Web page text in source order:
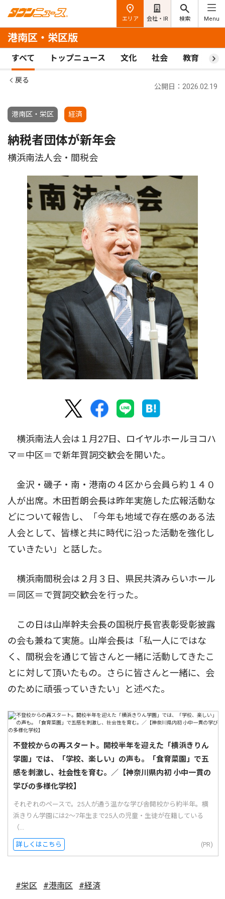
エリア 会社・IR 検索 Menu
港南区・栄区版
すべて トップニュース 文化 社会 教育 ス
戻る
港南区・栄区 経済
公開日：2026.02.19
納税者団体が新年会
横浜南法人会・間税会
横浜南法人会は１月27日、ロイヤルホールヨコハ
マ＝中区＝で新年賀詞交歓会を開いた。
金沢・磯子・南・港南の４区から会員ら約１４０
人が出席。木田哲朗会長は昨年実施した広報活動な
どについて報告し、「今年も地域で存在感のある法
人会として、皆様と共に時代に沿った活動を強化し
ていきたい」と話した。
横浜南間税会は２月３日、県民共済みらいホール
＝同区＝で賀詞交歓会を行った。
この日は山岸幹夫会長の国税庁長官表彰受彰披露
の会も兼ねて実施。山岸会長は「私一人にではな
く、間税会を通じて皆さんと一緒に活動してきたこ
とに対して頂いたもの。さらに皆さんと一緒に、会
のために頑張っていきたい」と述べた。
不登校からの再スタート。開校半年を迎えた「横浜きりん
学園」では、「学校、楽しい」の声も。「食育菜園」で五
感を刺激し、社会性を育む。／【神奈川県内初 小中一貫の
学びの多様化学校】
それぞれのペースで。25人が通う温かな学び舎開校から約半年。横
浜きりん学園には2〜7年生まで25人の児童・生徒が在籍している
（...
詳しくはこちら (PR)
#栄区 #港南区 #経済